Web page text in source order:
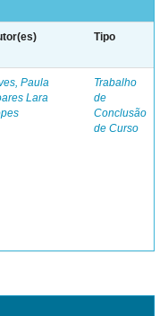
Tipo
Paula
Lara
Trabalho
de
Conclusão
de Curso